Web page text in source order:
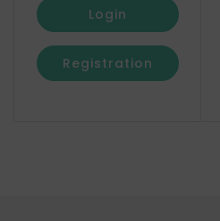
Login
Registration